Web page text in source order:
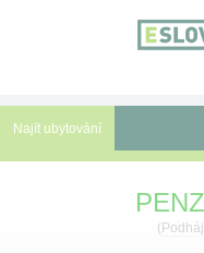
Najít ubytování
(